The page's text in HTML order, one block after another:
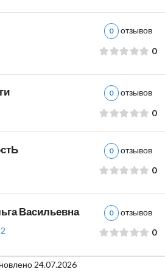
0 отзывов
0
0 отзывов
0
0 отзывов
0
Васильевна 0 отзывов
0
24.07.2026